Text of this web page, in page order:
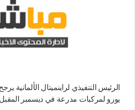
يورو لمركبات مدرعة في ديسمبر المقبل